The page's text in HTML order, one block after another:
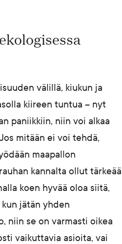
välillä, kiukun ja
kiireen tuntua – nyt
paniikkiin, niin voi alkaa
mitään ei voi tehdä,
maapallon
kannalta ollut tärkeää
koen hyvää oloa siitä,
jätän yhden
niin se on varmasti oikea
vaikuttavia asioita, vai